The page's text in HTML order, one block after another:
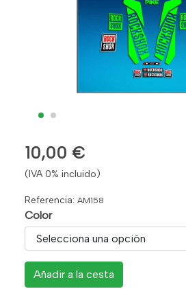
10,00 €
(IVA 0% incluido)
Referencia: AM158
Color
Añadir a la cesta